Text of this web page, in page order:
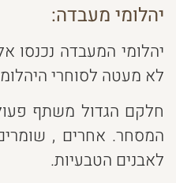
יהלומי מעבדה:
יהלומי המעבדה נכנסו
לא מעטה לסוחרי
חלקם הגדול משתף
המסחר. אחרים ,
לאבנים הטבעיות.